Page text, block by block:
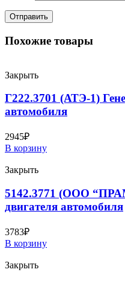
Похожие товары
Закрыть
Г222.3701 (АТЭ-1)
автомобиля
2945₽
В корзину
Закрыть
5142.3771 (ООО
двигателя автомобиля
3783₽
В корзину
Закрыть